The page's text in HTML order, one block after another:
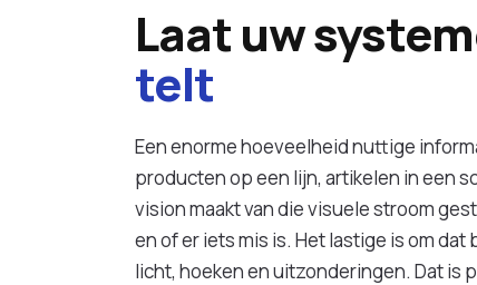
Laat uw
telt
Een enorme hoeveelheid nuttige
producten op een lijn, artikelen in een
vision maakt van die visuele stroom
en of er iets mis is. Het lastige is om
licht, hoeken en uitzonderingen. Dat is